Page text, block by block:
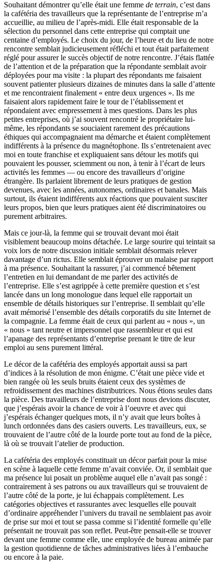
Souhaitant démontrer qu’elle était une femme de terrain, c’est dans
la cafétéria des travailleurs que la représentante de l’entreprise m’a
accueillie, au milieu de l’après-midi. Elle était responsable de la
sélection du personnel dans cette entreprise qui comptait une
centaine d’employés. Le choix du jour, de l’heure et du lieu de notre
rencontre semblait judicieusement réfléchi et tout était parfaitement
réglé pour assurer le succès objectif de notre rencontre. J’étais flattée
de l’attention et de la préparation que la répondante semblait avoir
déployées pour ma visite : la plupart des répondants me faisaient
souvent patienter plusieurs dizaines de minutes dans la salle d’attente
et me rencontraient finalement « entre deux urgences ». Ils me
faisaient alors rapidement faire le tour de l’établissement et
répondaient avec empressement à mes questions. Dans les plus
petites entreprises, où j’ai souvent rencontré le propriétaire lui-
même, les répondants se souciaient rarement des précautions
éthiques qui accompagnaient ma démarche et étaient complètement
indifférents à la présence du magnétophone. Ils s’entretenaient avec
moi en toute franchise et expliquaient sans détour les motifs qui
pouvaient les pousser, sciemment ou non, à tenir à l’écart de leurs
activités les femmes — ou encore des travailleurs d’origine
étrangère. Ils parlaient librement de leurs pratiques de gestion
devenues, avec les années, autonomes, ordinaires et banales. Mais
surtout, ils étaient indifférents aux réactions que pouvaient susciter
leurs propos, bien que leurs pratiques aient été discriminatoires ou
purement arbitraires.
Mais ce jour-là, la femme qui se trouvait devant moi était
visiblement beaucoup moins détachée. Le large sourire qui teintait sa
voix lors de notre discussion initiale semblait désormais relever
davantage d’un rictus. Elle semblait éprouver un malaise par rapport
à ma présence. Souhaitant la rassurer, j’ai commencé bêtement
l’entretien en lui demandant de me parler des activités de
l’entreprise. Elle s’est agrippée à cette première question et s’est
lancée dans un long monologue dans lequel elle rapportait un
ensemble de détails historiques sur l’entreprise. Il semblait qu’elle
avait mémorisé l’ensemble des détails corporatifs du site Internet de
la compagnie. La femme était de ceux qui parlent au « nous », un
« nous » tant neutre et impersonnel que rassembleur et qui est
l’apanage des représentants d’entreprise prenant le titre de leur
emploi au sens purement littéral.
Le décor de la cafétéria des employés apportait aussi sa part
d’indices à la résolution de mon énigme. C’était une pièce vide et
bien rangée où les seuls bruits étaient ceux des systèmes de
refroidissement des machines distributrices. Nous étions seules dans
la pièce. Des travailleurs de l’entreprise dont nous devions discuter,
que j’espérais avoir la chance de voir à l’oeuvre et avec qui
j’espérais échanger quelques mots, il n’y avait que leurs boîtes à
lunch ordonnées dans des casiers ouverts. Les travailleurs, eux, se
trouvaient de l’autre côté de la lourde porte tout au fond de la pièce,
là où se trouvait l’atelier de production.
La cafétéria des employés constituait un décor parfait pour la mise
en scène à laquelle cette femme m’avait conviée. Or, il semblait que
ma présence lui posait un problème auquel elle n’avait pas songé :
contrairement à ses patrons ou aux travailleurs qui se trouvaient de
l’autre côté de la porte, je lui échappais complètement. Les
catégories objectives et rassurantes avec lesquelles elle pouvait
d’ordinaire appréhender l’univers du travail ne semblaient pas avoir
de prise sur moi et tout se passa comme si l’identité formelle qu’elle
présentait ne trouvait pas son reflet. Peut-être pensait-elle se trouver
devant une femme comme elle, une employée de bureau animée par
la gestion quotidienne de tâches administratives liées à l’embauche
ou encore à la paie.